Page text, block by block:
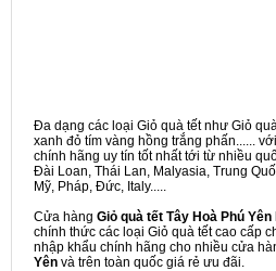
Đa dạng các loại Giỏ quà tết như Giỏ
xanh đỏ tím vàng hồng trắng phấn......
chính hãng uy tín tốt nhất tới từ nhiều
Đài Loan, Thái Lan, Malyasia, Trung
Mỹ, Pháp, Đức, Italy.....
Cửa hàng Giỏ quà tết Tây Hoà Phú Yên
chính thức các loại Giỏ quà tết cao cấp
nhập khẩu chính hãng cho nhiều cửa
Yên và trên toàn quốc giá rẻ ưu đãi.